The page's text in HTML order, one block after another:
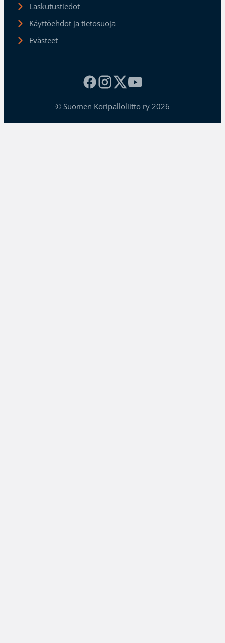
Laskutustiedot
Käyttöehdot ja tietosuoja
Evästeet
© Suomen Koripalloliitto ry 2026